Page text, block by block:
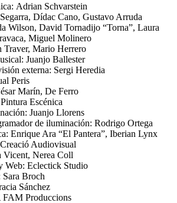
: Adrian Schvarstein
Dídac Cano, Gustavo Arruda
Wilson, David Tornadijo “Torna”, Laura
Miguel Molinero
Traver, Mario Herrero
Juanjo Ballester
externa: Sergi Heredia
Peris
Marín, De Ferro
Escénica
Juanjo Llorens
de iluminación: Rodrigo Ortega
Enrique Ara “El Pantera”, Iberian Lynx
Audiovisual
Vicent, Nerea Coll
Web: Eclectick Studio
Broch
Sánchez
Produccions